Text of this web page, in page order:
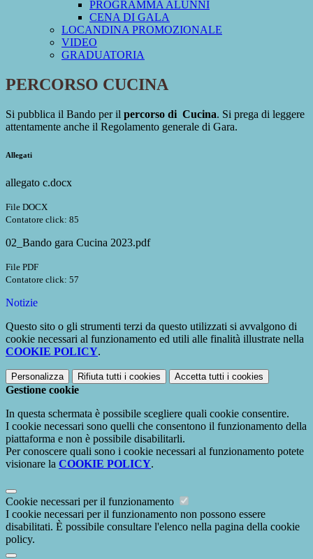
PROGRAMMA ALUNNI
CENA DI GALA
LOCANDINA PROMOZIONALE
VIDEO
GRADUATORIA
PERCORSO CUCINA
Si pubblica il Bando per il percorso di Cucina. Si prega di leggere
attentamente anche il Regolamento generale di Gara.
Allegati
allegato c.docx
File DOCX
Contatore click: 85
02_Bando gara Cucina 2023.pdf
File PDF
Contatore click: 57
Notizie
Questo sito o gli strumenti terzi da questo utilizzati si avvalgono di
cookie necessari al funzionamento ed utili alle finalità illustrate nella
COOKIE POLICY.
Personalizza Rifiuta tutti i cookies Accetta tutti i cookies
Gestione cookie
In questa schermata è possibile scegliere quali cookie consentire.
I cookie necessari sono quelli che consentono il funzionamento della
piattaforma e non è possibile disabilitarli.
Per conoscere quali sono i cookie necessari al funzionamento potete
visionare la COOKIE POLICY.
Cookie necessari per il funzionamento
I cookie necessari per il funzionamento non possono essere
disabilitati. È possibile consultare l'elenco nella pagina della cookie
policy.